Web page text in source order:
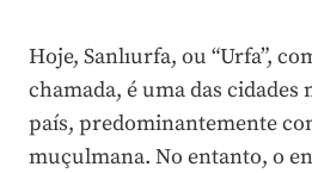
Hoje, Sanlıurfa, ou “Urfa”,
chamada, é uma das cidades
país, predominantemente
muçulmana. No entanto, o